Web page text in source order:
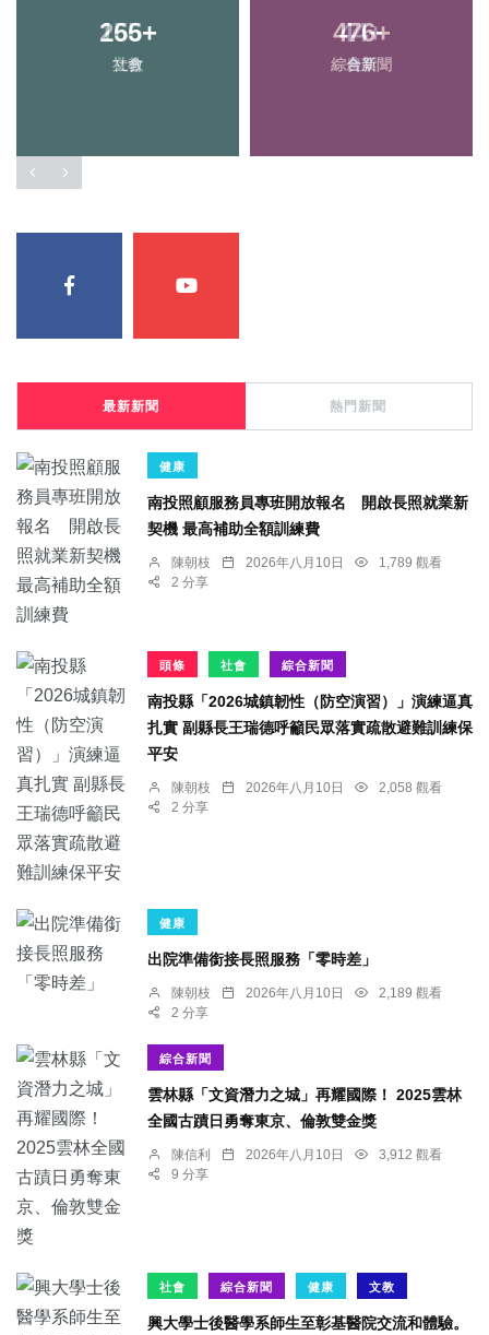
265+
社會
476+
綜合新聞
156+
文教
44+
農業
最新新聞 熱門新聞
健康
南投照顧服務員專班開放報名 開啟長照就業新
契機 最高補助全額訓練費
陳朝枝 2026年八月10日
1,789 觀看
2 分享
頭條 社會 綜合新聞
南投縣「2026城鎮韌性（防空演習）」演練逼真
扎實 副縣長王瑞德呼籲民眾落實疏散避難訓練保
平安
陳朝枝 2026年八月10日
2,058 觀看
2 分享
健康
出院準備銜接長照服務「零時差」
陳朝枝 2026年八月10日
2,189 觀看
2 分享
綜合新聞
雲林縣「文資潛力之城」再耀國際！ 2025雲林
全國古蹟日勇奪東京、倫敦雙金獎
陳信利 2026年八月10日
3,912 觀看
9 分享
社會 綜合新聞 健康 文教
興大學士後醫學系師生至彰基醫院交流和體驗。